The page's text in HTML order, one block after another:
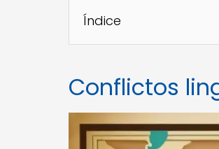
Índice
Conflictos